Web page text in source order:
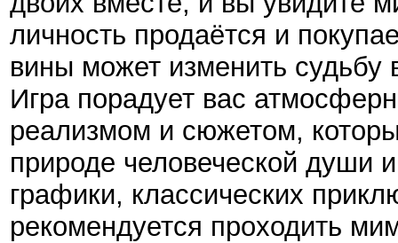
личность продаётся и
вины может изменить судьбу
Игра порадует вас
реализмом и сюжетом,
природе человеческой души
графики, классических
рекомендуется проходить